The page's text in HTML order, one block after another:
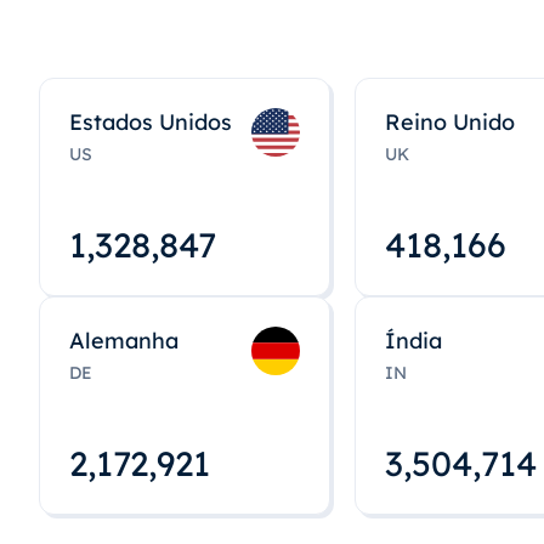
Estados Unidos
US
1,328,848
Reino Unido
UK
418,167
Alemanha
DE
2,172,922
Índia
IN
3,504,715